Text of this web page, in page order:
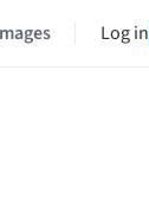
Log in